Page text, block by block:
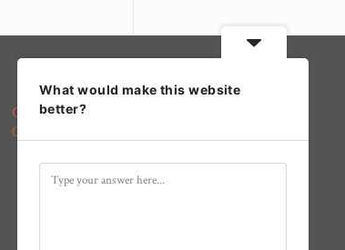
Calle Arcipreste Gutiérrez, 7
02600 Villarrobledo, Albacete
Síguenos en redes sociales
What would make this website
better?